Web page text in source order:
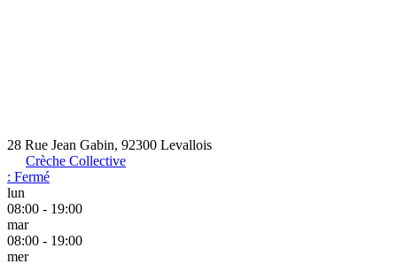
28 Rue Jean Gabin, 92300 Levallois
Crèche Collective
: Fermé
lun
08:00 - 19:00
mar
08:00 - 19:00
mer